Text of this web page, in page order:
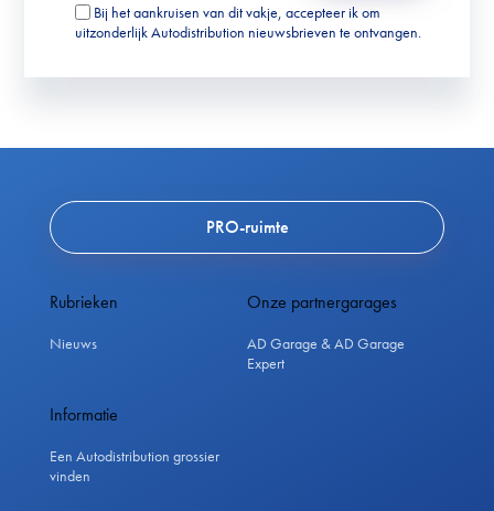
Bij het aankruisen van dit vakje, accepteer ik om
uitzonderlijk Autodistribution nieuwsbrieven te ontvangen.
PRO-ruimte
Rubrieken
Nieuws
Onze partnergarages
AD Garage & AD Garage
Expert
Informatie
Een Autodistribution grossier
vinden